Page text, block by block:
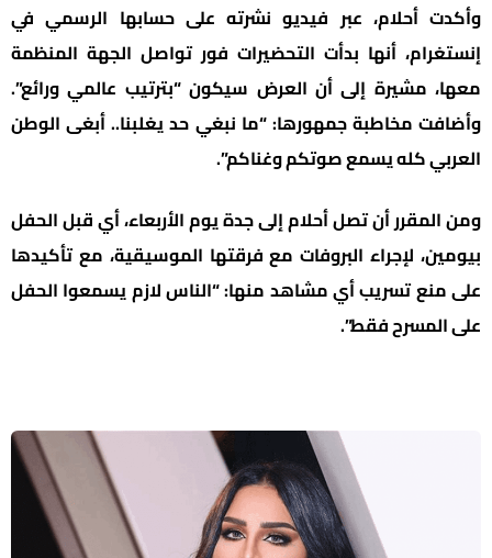
وأكدت أحلام، عبر فيديو نشرته على حسابها الرسمي في
إنستغرام، أنها بدأت التحضيرات فور تواصل الجهة المنظمة
معها، مشيرة إلى أن العرض سيكون “بترتيب عالمي ورائع”.
وأضافت مخاطبة جمهورها: “ما نبغي حد يغلبنا.. أبغى الوطن
العربي كله يسمع صوتكم وغناكم”.
ومن المقرر أن تصل أحلام إلى جدة يوم الأربعاء، أي قبل الحفل
بيومين، لإجراء البروفات مع فرقتها الموسيقية، مع تأكيدها
على منع تسريب أي مشاهد منها: “الناس لازم يسمعوا الحفل
على المسرح فقط”.